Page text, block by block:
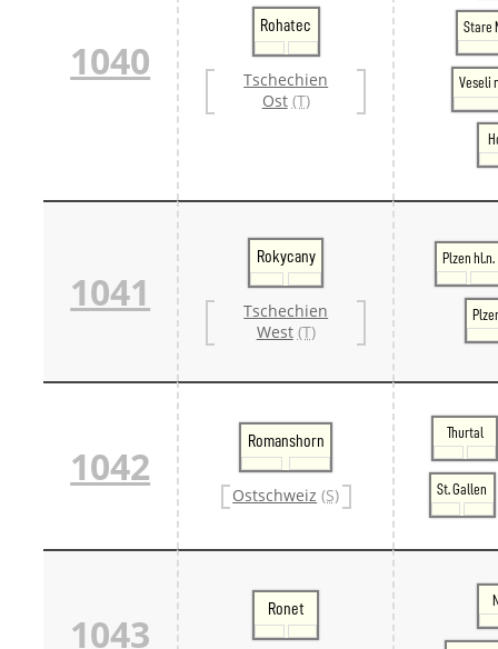
1040
Rohatec
Tschechien
Ost (T)
Stare
Veseli
1041
Rokycany
Tschechien
West (T)
Plzen hl.n.
1042
Romanshorn
Ostschweiz (S)
Thurtal
St. Gallen
1043
Ronet